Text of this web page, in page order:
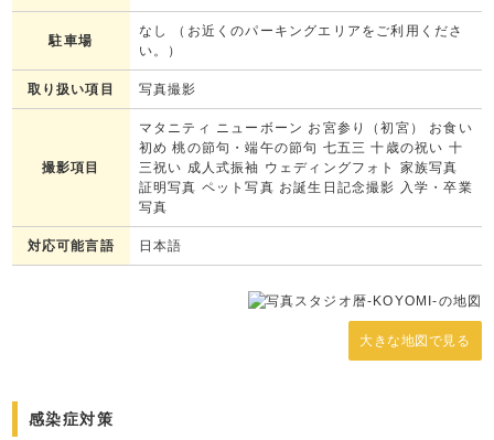
駐車場
なし （お近くのパーキングエリアをご利用くださ
い。）
取り扱い項目 写真撮影
撮影項目
マタニティ ニューボーン お宮参り（初宮） お食い
初め 桃の節句・端午の節句 七五三 十歳の祝い 十
三祝い 成人式振袖 ウェディングフォト 家族写真
証明写真 ペット写真 お誕生日記念撮影 入学・卒業
写真
対応可能言語 日本語
大きな地図で見る
感染症対策